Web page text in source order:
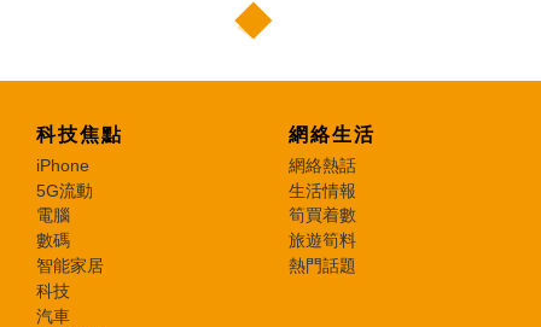
科技焦點
iPhone
5G流動
電腦
數碼
智能家居
科技
汽車
網絡生活
網絡熱話
生活情報
筍買着數
旅遊筍料
熱門話題